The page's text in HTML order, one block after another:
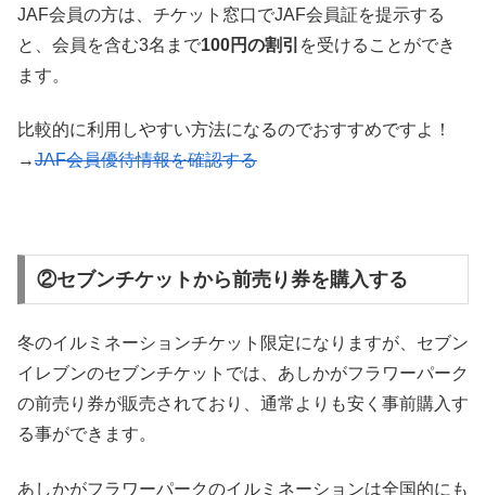
JAF会員の方は、チケット窓口でJAF会員証を提示する
と、会員を含む3名まで100円の割引 を受けることができ
ます。
比較的に利用しやすい方法になるのでおすすめですよ！
→JAF会員優待情報を確認する
②セブンチケットから前売り券を購入する
冬のイルミネーションチケット限定になりますが、セブン
イレブンのセブンチケットでは、あしかがフラワーパーク
の前売り券が販売されており、通常よりも安く事前購入す
る事ができます。
あしかがフラワーパークのイルミネーションは全国的にも